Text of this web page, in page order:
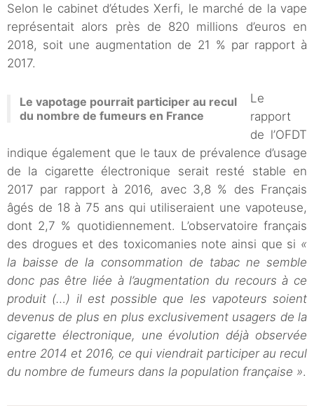
Selon le cabinet d’études Xerfi, le marché de la vape
représentait alors près de 820 millions d’euros en
2018, soit une augmentation de 21 % par rapport à
2017.
Le vapotage pourrait participer au recul
du nombre de fumeurs en France
Le
rapport
de l’OFDT
indique également que le taux de prévalence d’usage
de la cigarette électronique serait resté stable en
2017 par rapport à 2016, avec 3,8 % des Français
âgés de 18 à 75 ans qui utiliseraient une vapoteuse,
dont 2,7 % quotidiennement. L’observatoire français
des drogues et des toxicomanies note ainsi que si «
la baisse de la consommation de tabac ne semble
donc pas être liée à l’augmentation du recours à ce
produit (…) il est possible que les vapoteurs soient
devenus de plus en plus exclusivement usagers de la
cigarette électronique, une évolution déjà observée
entre 2014 et 2016, ce qui viendrait participer au recul
du nombre de fumeurs dans la population française ».